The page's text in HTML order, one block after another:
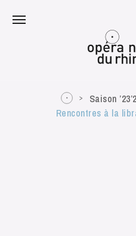
Saison
Rencontres à la